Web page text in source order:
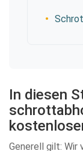
In diesen
Generell gilt: Wir